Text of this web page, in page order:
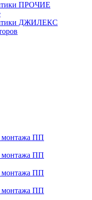
ПРОЧИЕ
ДЖИЛЕКС
монтажа ПП
монтажа ПП
монтажа ПП
монтажа ПП